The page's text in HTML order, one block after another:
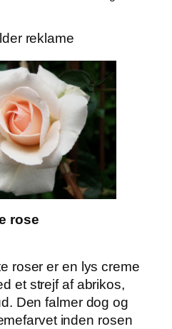
reklame
rose
roser er en lys creme
et strejf af abrikos,
Den falmer dog og
inden rosen